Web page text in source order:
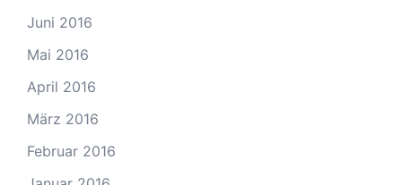
Juni 2016
Mai 2016
April 2016
März 2016
Februar 2016